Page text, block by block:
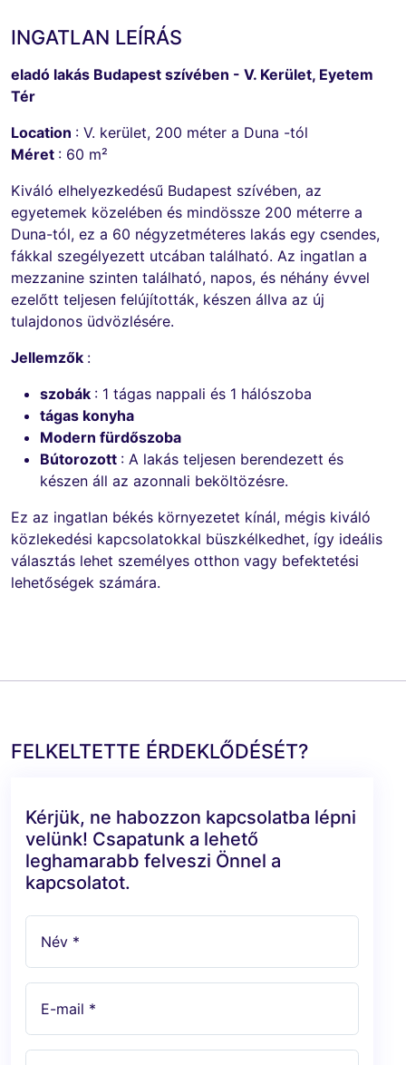
INGATLAN LEÍRÁS
eladó lakás Budapest szívében - V. Kerület, Eyetem
Tér
Location : V. kerület, 200 méter a Duna -tól
Méret : 60 m²
Kiváló elhelyezkedésű Budapest szívében, az
egyetemek közelében és mindössze 200 méterre a
Duna-tól, ez a 60 négyzetméteres lakás egy csendes,
fákkal szegélyezett utcában található. Az ingatlan a
mezzanine szinten található, napos, és néhány évvel
ezelőtt teljesen felújították, készen állva az új
tulajdonos üdvözlésére.
Jellemzők :
szobák : 1 tágas nappali és 1 hálószoba
tágas konyha
Modern fürdőszoba
Bútorozott : A lakás teljesen berendezett és
készen áll az azonnali beköltözésre.
Ez az ingatlan békés környezetet kínál, mégis kiváló
közlekedési kapcsolatokkal büszkélkedhet, így ideális
választás lehet személyes otthon vagy befektetési
lehetőségek számára.
FELKELTETTE ÉRDEKLŐDÉSÉT?
Kérjük, ne habozzon kapcsolatba lépni
velünk! Csapatunk a lehető
leghamarabb felveszi Önnel a
kapcsolatot.
Név *
E-mail *